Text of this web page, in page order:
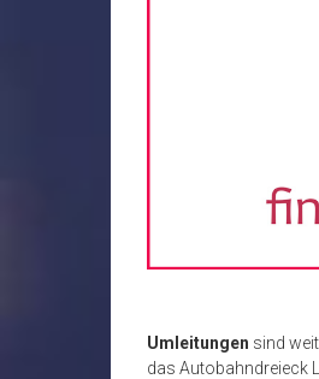
Umleitungen sind
das Autobahndreieck